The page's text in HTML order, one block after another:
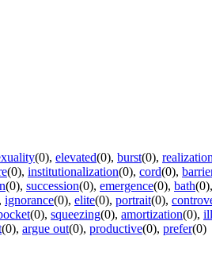
(0), elevated(0), burst(0), realization
(0), institutionalization(0), cord(0),
(0), succession(0), emergence(0), bath(0),
, ignorance(0), elite(0), portrait(0),
(0), squeezing(0), amortization(0),
(0), argue out(0), productive(0), prefer(0)